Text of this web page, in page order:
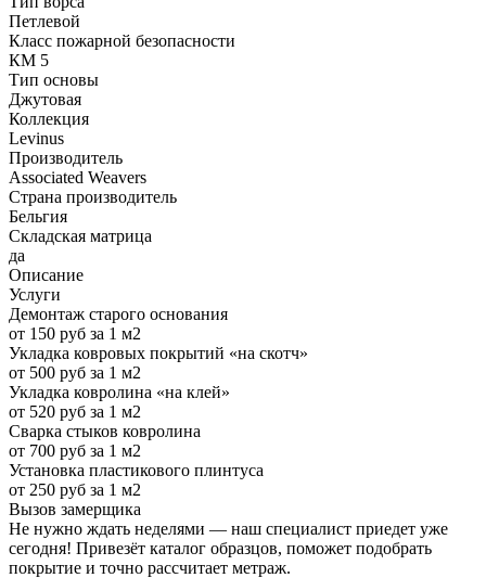
Петлевой
Класс пожарной безопасности
КМ 5
Тип основы
Джутовая
Коллекция
Levinus
Производитель
Associated Weavers
Страна производитель
Бельгия
Складская матрица
да
Описание
Услуги
Демонтаж старого основания
от 150 руб за 1 м2
Укладка ковровых покрытий «на скотч»
от 500 руб за 1 м2
Укладка ковролина «на клей»
от 520 руб за 1 м2
Сварка стыков ковролина
от 700 руб за 1 м2
Установка пластикового плинтуса
от 250 руб за 1 м2
Вызов замерщика
Не нужно ждать неделями — наш специалист приедет уже
сегодня! Привезёт каталог образцов, поможет подобрать
покрытие и точно рассчитает метраж.